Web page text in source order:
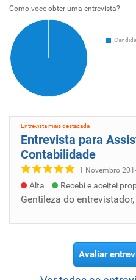
Como voce obter uma entrevista?
Entrevista mais destacada
Entrevista para
Contabilidade
1 Novembro
Alta Recebi e aceitei
Avaliar